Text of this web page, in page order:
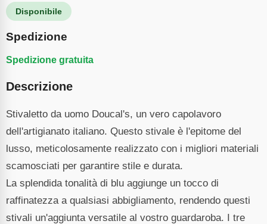
Disponibile
Spedizione
Spedizione gratuita
Descrizione
Stivaletto da uomo Doucal's, un vero capolavoro
dell'artigianato italiano. Questo stivale è l'epitome del
lusso, meticolosamente realizzato con i migliori materiali
scamosciati per garantire stile e durata.
La splendida tonalità di blu aggiunge un tocco di
raffinatezza a qualsiasi abbigliamento, rendendo questi
stivali un'aggiunta versatile al vostro guardaroba. I tre